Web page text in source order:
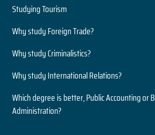
Studying Tourism
Why study Foreign Trade?
Why study Criminalistics?
Why study International Relations?
Which degree is better, Public Accounting or
Administration?